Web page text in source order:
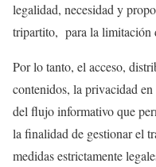
legalidad, necesidad y
tripartito, para la limitación
Por lo tanto, el acceso,
contenidos, la privacidad
del flujo informativo que
la finalidad de gestionar el
medidas estrictamente